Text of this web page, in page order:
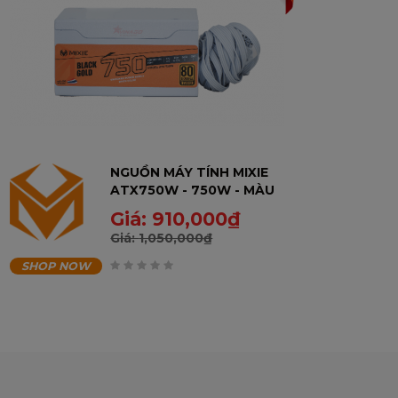
NGUỒN MÁY TÍNH MIXIE
ATX750W - 750W - MÀU
TRẮNG - BH 36T
Giá: 910,000₫
Giá:1,050,000₫
SHOP NOW